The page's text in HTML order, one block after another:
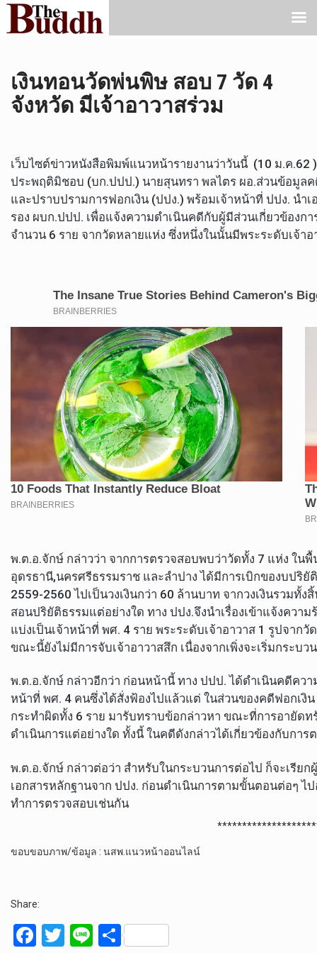
เงินทอนวัดพ่นพิษ สอบ 7 วัด 4
จังหวัด มีเจ้าอาวาสร่วม
เว็บไซต์ข่าวหนังสือพิมพ์แนวหน้ารายงานว่าวันนี้ (10 ม.ค
ประพฤติมิชอบ (บก.ปปป.) นายสุนทรา พลไตร ผอ.ส่วนข้อมูล
และปราบปรามการฟอกเงิน (ปปง.) พร้อมเจ้าหน้าที่ ปปง. นำ
รอง ผบก.ปปป. เพื่อแจ้งความดำเนินคดีกับผู้มีส่วนเกี่ยวข้อง
จำนวน 6 ราย จากวัดหลายแห่ง ซึ่งหนึ่งในนั้นมีพระระดับเจ้า
พ.ต.อ.จักษ์ กล่าวว่า จากการตรวจสอบพบว่าวัดทั้ง 7 แห่ง ใน
อุดรธานี,นครศรีธรรมราช และลำปาง ได้มีการเบิกของบป
2559-2560 ไปเป็นวงเงินกว่า 60 ล้านบาท จากวงเงินรวมทั้
สอนปริยัติธรรมแต่อย่างใด ทาง ปปง.จึงนำเรื่องเข้าแจ้งคว
แบ่งเป็นเจ้าหน้าที่ พศ. 4 ราย พระระดับเจ้าอาวาส 1 รูปจาก
ขณะนี้ยังไม่มีการจับเจ้าอาวาสสึก เนื่องจากเพิ่งจะเริ่มกระบว
พ.ต.อ.จักษ์ กล่าวอีกว่า ก่อนหน้านี้ ทาง ปปป. ได้ดำเนินคดีคว
หน้าที่ พศ. 4 คนซึ่งได้สั่งฟ้องไปแล้วแต่ ในส่วนของคดีฟอกเงิ
กระทำผิดทั้ง 6 ราย มารับทราบข้อกล่าวหา ขณะที่การอายัดท
ดำเนินการแต่อย่างใด ทั้งนี้ ในคดีดังกล่าวได้เกี่ยวข้องกับกา
พ.ต.อ.จักษ์ กล่าวต่อว่า สำหรับในกระบวนการต่อไป ก็จะเรีย
เอกสารหลักฐานจาก ปปง. ก่อนดำเนินการตามขั้นตอนต่อๆ
ทำการตรวจสอบเช่นกัน
ขอบขอบภาพ/ข้อมูล : นสพ.แนวหน้าออนไลน์
Share:
F
T
Li S